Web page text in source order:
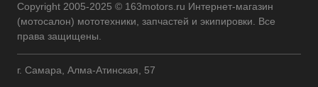
Copyright 2005-2025 © 163motors.ru Интернет-магазин
(мотосалон) мототехники, запчастей и экипировки. Все
права защищены.
г. Самара, Алма-Атинская, 57